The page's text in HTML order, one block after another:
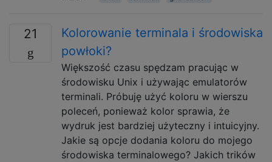
21
Kolorowanie terminala i środowiska
powłoki?
Większość czasu spędzam pracując w
środowisku Unix i używając emulatorów
terminali. Próbuję użyć koloru w wierszu
poleceń, ponieważ kolor sprawia, że ​​
wydruk jest bardziej użyteczny i intuicyjny.
Jakie są opcje dodania koloru do mojego
środowiska terminalowego? Jakich trików